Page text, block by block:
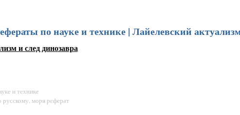
по науке и технике | Лайелевский
и след динозавра
и технике
русскому, моря реферат